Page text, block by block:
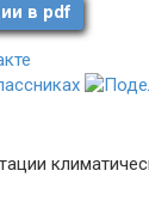
в pdf